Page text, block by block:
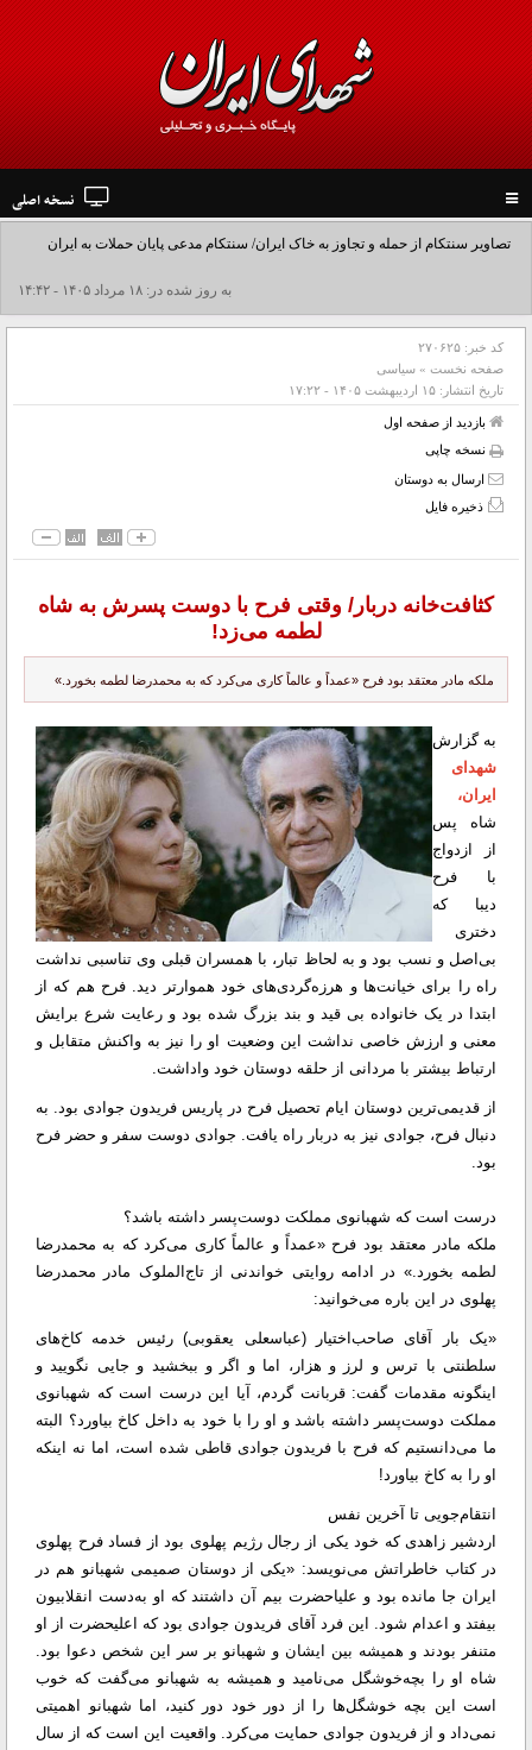
navigation
نسخه اصلی
تصاویر سنتکام از حمله و تجاوز به خاک ایران/ سنتکام مدعی پایان حملات به ایران
شد+فیلم به روز شده در: ۱۸ مرداد ۱۴۰۵ - ۱۴:۴۲
کد خبر: ۲۷۰۶۲۵
صفحه نخست » سیاسی
تاریخ انتشار: ۱۵ ارديبهشت ۱۴۰۵ - ۱۷:۲۲
بازدید از صفحه اول
نسخه چاپی
ارسال به دوستان
ذخیره فایل
کثافت‌خانه دربار/ وقتی فرح با دوست پسرش به شاه
لطمه می‌زد!
ملکه مادر معتقد بود فرح «عمداً و عالماً کاری می‌کرد که به محمدرضا لطمه بخورد.»
به گزارش
شهدای
ایران،
شاه پس
از ازدواج
با فرح
دیبا که
دختری
بی‌اصل و نسب بود و به لحاظ تبار، با همسران قبلی وی تناسبی نداشت
راه را برای خیانت‌ها و هرزه‌گردی‌های خود هموارتر دید. فرح هم که از
ابتدا در یک خانواده بی قید و بند بزرگ شده بود و رعایت شرع برایش
معنی و ارزش خاصی نداشت این وضعیت او را نیز به واکنش متقابل و
ارتباط بیشتر با مردانی از حلقه دوستان خود واداشت.
از قدیمی‌ترین دوستان ایام تحصیل فرح در پاریس فریدون جوادی بود. به
دنبال فرح، جوادی نیز به دربار راه یافت. جوادی دوست سفر و حضر فرح
بود.
درست است که شهبانوی مملکت دوست‌پسر داشته باشد؟
ملکه مادر معتقد بود فرح «عمداً و عالماً کاری می‌کرد که به محمدرضا
لطمه بخورد.» در ادامه روایتی خواندنی از تاج‌الملوک مادر محمدرضا
پهلوی در این باره می‌خوانید:
«یک بار آقای صاحب‌اختیار (عباسعلی یعقوبی) رئیس خدمه کاخ‌های
سلطنتی با ترس و لرز و هزار، اما و اگر و ببخشید و جایی نگویید و
اینگونه مقدمات گفت: قربانت گردم، آیا این درست است که شهبانوی
مملکت دوست‌پسر داشته باشد و او را با خود به داخل کاخ بیاورد؟ البته
ما می‌دانستیم که فرح با فریدون جوادی قاطی شده است، اما نه اینکه
او را به کاخ بیاورد!
انتقام‌جویی تا آخرین نفس
اردشیر زاهدی که خود یکی از رجال رژیم پهلوی بود از فساد فرح پهلوی
در کتاب خاطراتش می‌نویسد: «یکی از دوستان صمیمی شهبانو هم در
ایران جا مانده بود و علیاحضرت بیم آن داشتند که او به‌دست انقلابیون
بیفتد و اعدام شود. این فرد آقای فریدون جوادی بود که اعلیحضرت از او
متنفر بودند و همیشه بین ایشان و شهبانو بر سر این شخص دعوا بود.
شاه او را بچه‌خوشگل می‌نامید و همیشه به شهبانو می‌گفت که خوب
است این بچه‌ خوشگل‌ها را از دور خود دور کنید، اما شهبانو اهمیتی
نمی‌داد و از فریدون جوادی حمایت می‌کرد. واقعیت این است که از سال